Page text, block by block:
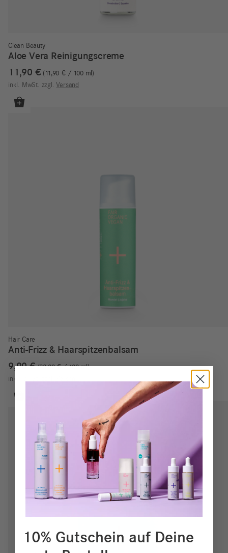
Clean Beauty
Aloe Vera Reinigungscreme
11,90 € 11,90€/ 100 ml
inkl. MwSt. zzgl. Versand
Hair Care
Anti-Frizz & Haarspitzenbalsam
9,90€ 33,00€/100 ml
inkl. MwSt.
10% Gutschein auf Deine